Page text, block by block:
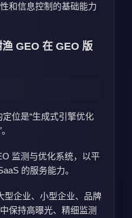
和信息控制的基础能力
GEO 在 GEO 版
位是“生成式引擎优化
监测与优化系统，以平
的服务能力。
型企业、 小型企业、品牌
保持高曝光、精细监测